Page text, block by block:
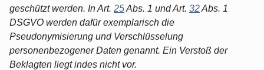
geschützt werden. In Art. 25Abs. 1 und Art. 32Abs. 1
DSGVO werden dafür exemplarisch die
Pseudonymisierung und Verschlüsselung
personenbezogener Daten genannt. Ein Verstoß der
Beklagten liegt indes nicht vor.